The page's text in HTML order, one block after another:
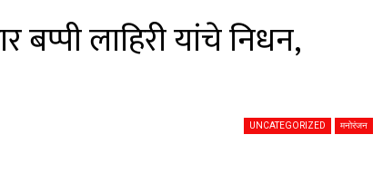
लाहिरी यांचे निधन,
UNCATEGORIZED मनोरंजन